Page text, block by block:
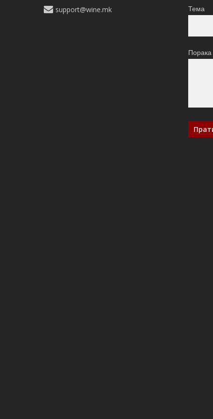
support@wine.mk Тема
Порака